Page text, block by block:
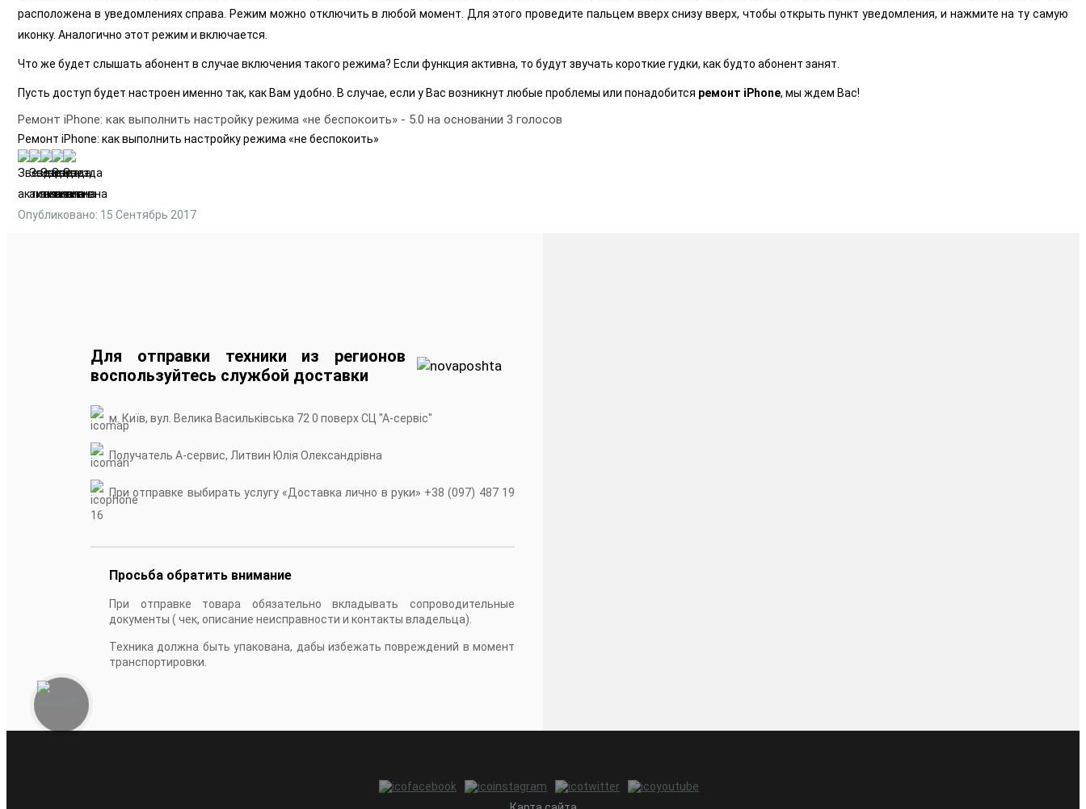
расположена в уведомлениях справа. Режим можно отключить в любой момент. Для этого проведите пальцем вверх снизу вверх, чтобы открыть пункт уведомления, и нажмите на ту самую
иконку. Аналогично этот режим и включается.
Что же будет слышать абонент в случае включения такого режима? Если функция активна, то будут звучать короткие гудки, как будто абонент занят.
Пусть доступ будет настроен именно так, как Вам удобно. В случае, если у Вас возникнут любые проблемы или понадобится ремонт iPhone, мы ждем Вас!
Ремонт iPhone: как выполнить настройку режима «не беспокоить» - 5.0 на основании 3 голосов
Ремонт iPhone: как выполнить настройку режима «не беспокоить»
Опубликовано: 15 Сентябрь 2017
Для отправки техники из регионов
воспользуйтесь службой доставки
м. Київ, вул. Велика Васильківська 72 0 поверх СЦ "А-сервiс"
Получатель А-сервис, Литвин Юлія Олександрівна
При отправке выбирать услугу «Доставка лично в руки» +38 (097) 487 19
16
Просьба обратить внимание
При отправке товара обязательно вкладывать сопроводительные
документы ( чек, описание неисправности и контакты владельца).
Техника должна быть упакована, дабы избежать повреждений в момент
транспортировки.